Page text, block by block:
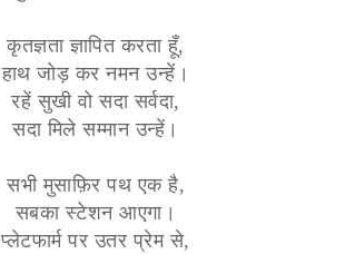
कृतज्ञता ज्ञापित करता हूँ,
हाथ जोड़ कर नमन उन्हें।
रहें सुखी वो सदा सर्वदा,
सदा मिले सम्मान उन्हें।
सभी मुसाफ़िर पथ एक है,
सबका स्टेशन आएगा।
प्लेटफार्म पर उतर प्रेम से,